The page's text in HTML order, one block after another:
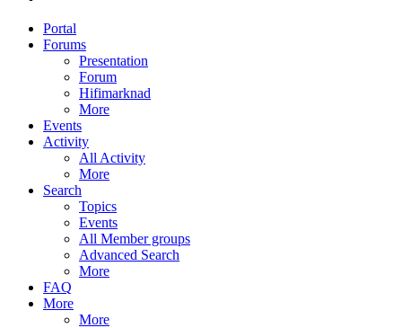
Portal
Forums
Presentation
Forum
Hifimarknad
More
Events
Activity
All Activity
More
Search
Topics
Events
All Member groups
Advanced Search
More
FAQ
More
More